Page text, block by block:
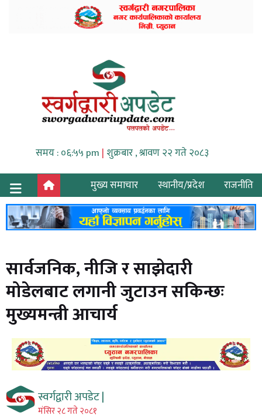
समय : ०६:५५ pm | शुक्रबार , श्रावण २२ गते २०८३
मुख्य समाचार
स्थानीय/प्रदेश राजनीति
सार्वजनिक, नीजि र साझेदारी
मोडेलबाट लगानी जुटाउन सकिन्छः
मुख्यमन्त्री आचार्य
स्वर्गद्वारी अपडेट |
मंसिर २८ गते २०८१